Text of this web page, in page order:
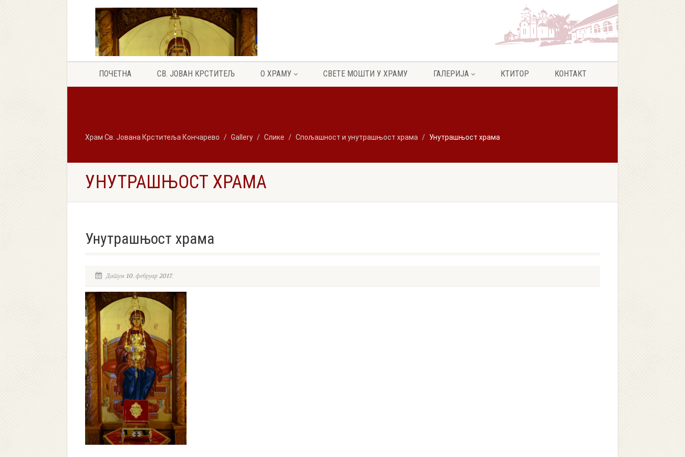
ПОЧЕТНА СВ. ЈОВАН КРСТИТЕЉ О ХРАМУ СВЕТЕ МОШТИ У ХРАМУ ГАЛЕРИЈА КТИТОР КОНТАКТ
Храм Св. Јована Крститеља Кончарево Gallery Слике Спољашност и унутрашњост храма Унутрашњост храма
УНУТРАШЊОСТ ХРАМА
Унутрашњост храма
Датум 10. фебруар 2017.